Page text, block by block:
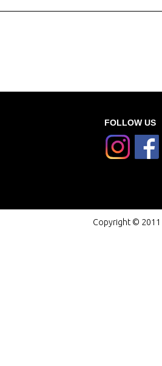
FOLLOW US
Copyright © 2011